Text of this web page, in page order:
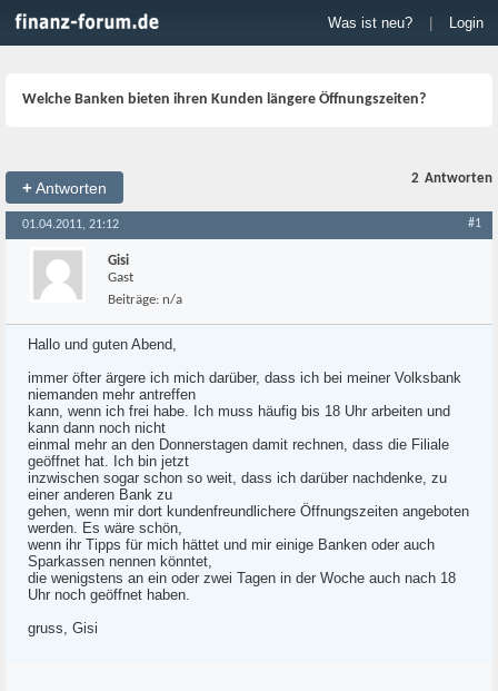
Was ist neu? Login
Welche Banken bieten ihren Kunden längere Öffnungszeiten?
+Antworten
2 Antworten
01.04.2011, 21:12 #1
Gisi
Gast
Beiträge: n/a
Hallo und guten Abend,
immer öfter ärgere ich mich darüber, dass ich bei meiner Volksbank
niemanden mehr antreffen
kann, wenn ich frei habe. Ich muss häufig bis 18 Uhr arbeiten und
kann dann noch nicht
einmal mehr an den Donnerstagen damit rechnen, dass die Filiale
geöffnet hat. Ich bin jetzt
inzwischen sogar schon so weit, dass ich darüber nachdenke, zu
einer anderen Bank zu
gehen, wenn mir dort kundenfreundlichere Öffnungszeiten angeboten
werden. Es wäre schön,
wenn ihr Tipps für mich hättet und mir einige Banken oder auch
Sparkassen nennen könntet,
die wenigstens an ein oder zwei Tagen in der Woche auch nach 18
Uhr noch geöffnet haben.
gruss, Gisi